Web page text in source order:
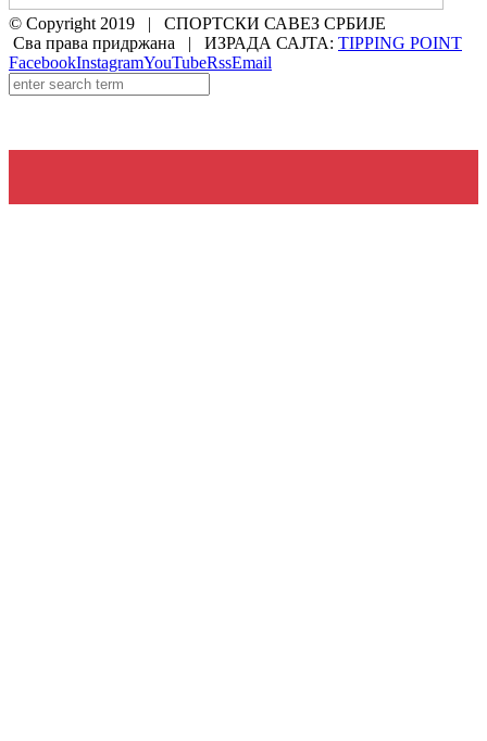
© Copyright 2019 | СПОРТСКИ САВЕЗ СРБИЈЕ
Сва права придржана | ИЗРАДА САЈТА: TIPPING POINT
FacebookInstagramYouTubeRssEmail